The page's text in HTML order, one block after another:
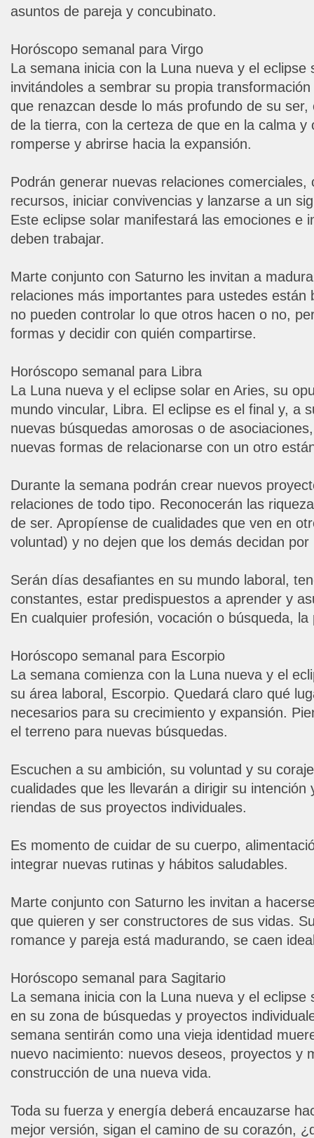
asuntos de pareja y concubinato.
Horóscopo semanal para Virgo
La semana inicia con la Luna nueva y el eclipse
invitándoles a sembrar su propia
que renazcan desde lo más profundo de su ser,
de la tierra, con la certeza de que en la calma y
romperse y abrirse hacia la expansión.
Podrán generar nuevas relaciones comerciales,
recursos, iniciar convivencias y lanzarse a un
Este eclipse solar manifestará las emociones e
deben trabajar.
Marte conjunto con Saturno les invitan a
relaciones más importantes para ustedes están
no pueden controlar lo que otros hacen o no,
formas y decidir con quién compartirse.
Horóscopo semanal para Libra
La Luna nueva y el eclipse solar en Aries, su
mundo vincular, Libra. El eclipse es el final y, a
nuevas búsquedas amorosas o de
nuevas formas de relacionarse con un otro
Durante la semana podrán crear nuevos
relaciones de todo tipo. Reconocerán las
de ser. Apropíense de cualidades que ven en
voluntad) y no dejen que los demás decidan por
Serán días desafiantes en su mundo laboral,
constantes, estar predispuestos a aprender y
En cualquier profesión, vocación o búsqueda,
Horóscopo semanal para Escorpio
La semana comienza con la Luna nueva y el
su área laboral, Escorpio. Quedará claro qué
necesarios para su crecimiento y expansión.
el terreno para nuevas búsquedas.
Escuchen a su ambición, su voluntad y su
cualidades que les llevarán a dirigir su intención
riendas de sus proyectos individuales.
Es momento de cuidar de su cuerpo,
integrar nuevas rutinas y hábitos saludables.
Marte conjunto con Saturno les invitan a
que quieren y ser constructores de sus vidas.
romance y pareja está madurando, se caen
Horóscopo semanal para Sagitario
La semana inicia con la Luna nueva y el eclipse
en su zona de búsquedas y proyectos
semana sentirán como una vieja identidad
nuevo nacimiento: nuevos deseos, proyectos y
construcción de una nueva vida.
Toda su fuerza y energía deberá encauzarse
mejor versión, sigan el camino de su corazón,